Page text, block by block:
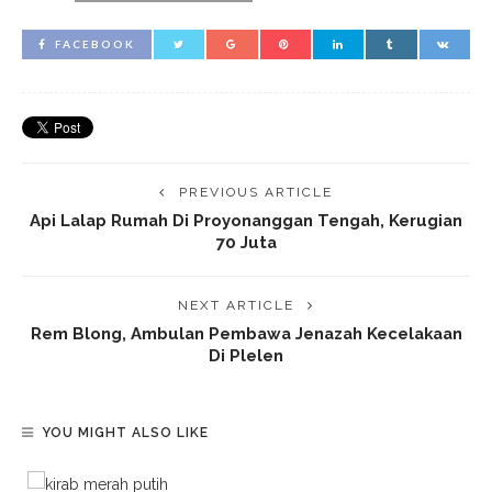
FACEBOOK
PREVIOUS ARTICLE
Api Lalap Rumah Di Proyonanggan Tengah, Kerugian
70 Juta
NEXT ARTICLE
Rem Blong, Ambulan Pembawa Jenazah Kecelakaan
Di Plelen
YOU MIGHT ALSO LIKE